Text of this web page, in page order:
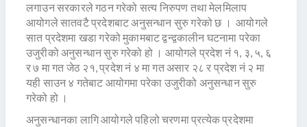
लगाउन सरकारले गठन गरेको सत्य निरुपण तथा मेलमिलाप
आयोगले सातवटै प्रदेशबाट अनुसन्धान सुरु गरेको छ । आयोगले
सात प्रदेशमा खडा गरेको मुकामबाट द्वन्द्वकालीन घटनामा परेका
उजुरीको अनुसन्धान सुरु गरेको हो । आयोगले प्रदेश नं १, ३, ५, ६
र ७ मा गत जेठ २१, प्रदेश नं ४ मा गत असार २८ र प्रदेश नं २ मा
यही साउन ४ गतेबाट आयोगमा परेका उजुरीको अनुसन्धान सुरु
गरेको हो ।
अनुसन्धानका लागि आयोगले पहिलो चरणमा प्रत्येक प्रदेशमा